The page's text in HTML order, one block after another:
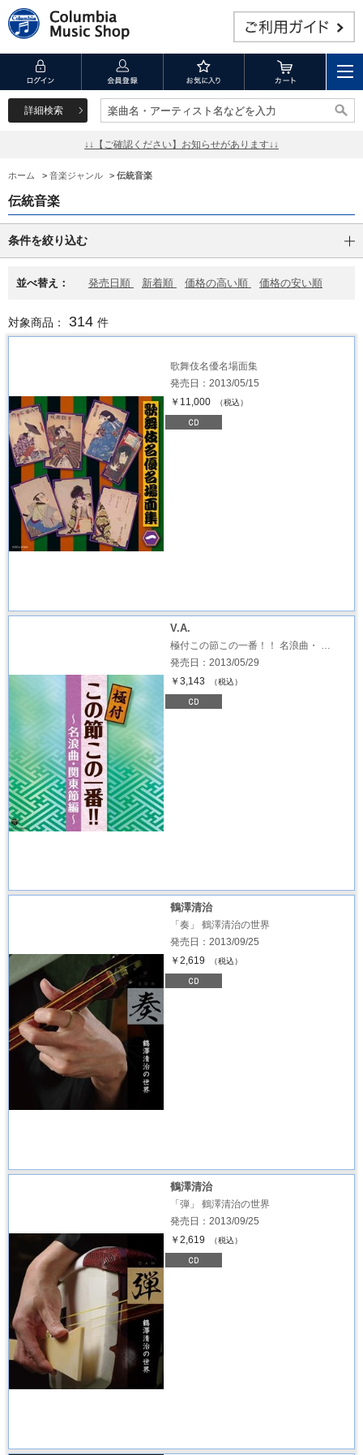
詳細検索 楽曲名・アーティスト名などを入力
楽曲名・アーティスト名などを入力
↓↓【ご確認ください】お知らせがあります↓↓
ホーム > 音楽ジャンル > 伝統音楽
伝統音楽
条件を絞り込む
並べ替え： 発売日順 新着順 価格の高い順 価格の安い順
対象商品： 314 件
歌舞伎名優名場面集
発売日：2013/05/15
￥11,000
（税込）
V.A.
極付この節この一番！！ 名浪曲・ …
発売日：2013/05/29
￥3,143
（税込）
鶴澤清治
「奏」 鶴澤清治の世界
発売日：2013/09/25
￥2,619
（税込）
鶴澤清治
「弾」 鶴澤清治の世界
発売日：2013/09/25
￥2,619
（税込）